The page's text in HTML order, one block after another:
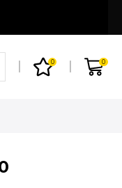
superiori a 99€
0 0